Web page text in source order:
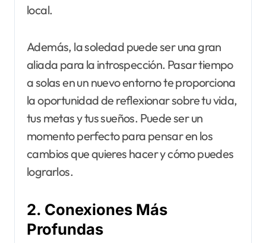
local.
Además, la soledad puede ser una gran
aliada para la introspección. Pasar tiempo
a solas en un nuevo entorno te proporciona
la oportunidad de reflexionar sobre tu vida,
tus metas y tus sueños. Puede ser un
momento perfecto para pensar en los
cambios que quieres hacer y cómo puedes
lograrlos.
2. Conexiones Más
Profundas